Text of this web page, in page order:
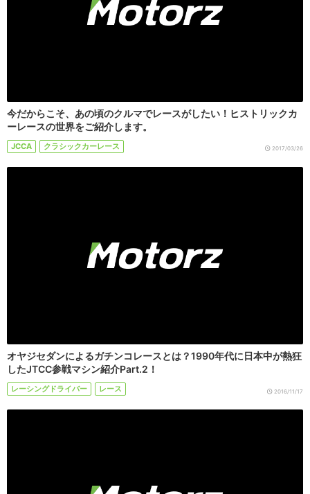
今だからこそ、あの頃のクルマでレースがしたい！ヒストリックカ
ーレースの世界をご紹介します。
JCCA クラシックカーレース 2017/03/26
オヤジセダンによるガチンコレースとは？1990年代に日本中が熱狂
したJTCC参戦マシン紹介Part.2！
レーシングドライバー レース 2016/11/17